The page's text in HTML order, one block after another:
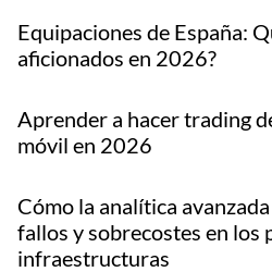
Equipaciones de España:
aficionados en 2026?
Aprender a hacer trading
móvil en 2026
Cómo la analítica
fallos y sobrecostes en los
infraestructuras